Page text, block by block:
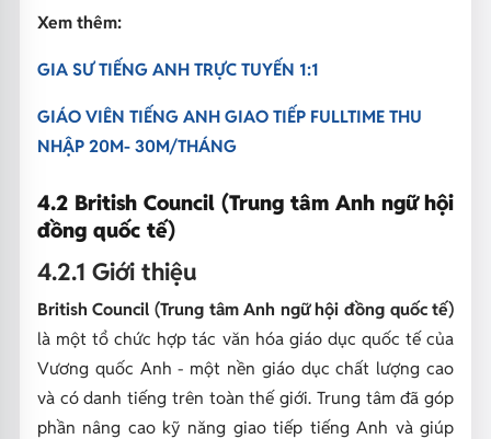
Xem thêm:
GIA SƯ TIẾNG ANH TRỰC TUYẾN 1:1
GIÁO VIÊN TIẾNG ANH GIAO TIẾP FULLTIME THU
NHẬP 20M- 30M/THÁNG
4.2 British Council (Trung tâm Anh ngữ hội
đồng quốc tế)
4.2.1 Giới thiệu
British Council (Trung tâm Anh ngữ hội đồng quốc tế)
là một tổ chức hợp tác văn hóa giáo dục quốc tế của
Vương quốc Anh - một nền giáo dục chất lượng cao
và có danh tiếng trên toàn thế giới. Trung tâm đã góp
phần nâng cao kỹ năng giao tiếp tiếng Anh và giúp